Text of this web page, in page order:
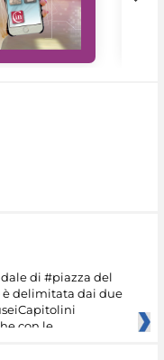
di #piazza del
delimitata dai due
con le